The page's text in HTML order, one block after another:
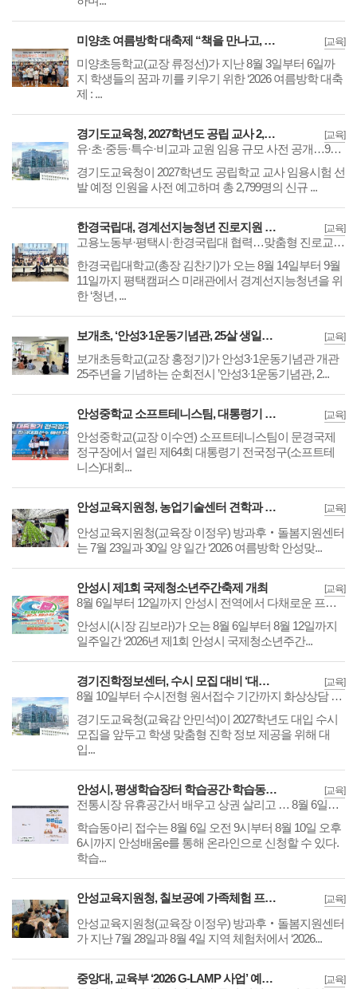
[교육]
미양초 여름방학 대축제 “책을 만나고, 작가를 만나고, 미래를 만나다”
미양초등학교(교장 류정선)가 지난 8월 3일부터 6일까
지 학생들의 꿈과 끼를 키우기 위한 ‘2026 여름방학 대축
제 : ...
[교육]
경기도교육청, 2027학년도 공립 교사 2,799명 선발 예고
유·초·중등·특수·비교과 교원 임용 규모 사전 공개…9월 시행계획 공고 후 원서접수
​​​​​​​경기도교육청이 2027학년도 공립학교 교사 임용시험 선
발 예정 인원을 사전 예고하며 총 2,799명의 신규 ...
[교육]
한경국립대, 경계선지능청년 진로지원 사업 운영
고용노동부·평택시·한경국립대 협력…맞춤형 진로교육부터 취업지원까지 전 과정 지원
한경국립대학교(총장 김찬기)가 오는 8월 14일부터 9월
11일까지 평택캠퍼스 미래관에서 경계선지능청년을 위
한 ‘청년, ...
[교육]
보개초, ‘안성3·1운동기념관, 25살 생일을 축하해!’
​​​​​​​보개초등학교(교장 홍정기)가 안성3·1운동기념관 개관
25주년을 기념하는 순회전시 ’안성3·1운동기념관, 2...
[교육]
안성중학교 소프트테니스팀, 대통령기 전국정구대회 남중부 단체전 우승
​​​​​​​안성중학교(교장 이수연) 소프트테니스팀이 문경국제
정구장에서 열린 제64회 대통령기 전국정구(소프트테
니스)대회...
[교육]
안성교육지원청, 농업기술센터 견학과 청년농업인 체험
​​​​​​​안성교육지원청(교육장 이정우) 방과후‧돌봄지원센터
는 7월 23일과 30일 양 일간 ‘2026 여름방학 안성맞...
[교육]
안성시 제1회 국제청소년주간축제 개최
8월 6일부터 12일까지 안성시 전역에서 다채로운 프로그램 제공
​​​​​​​안성시(시장 김보라)가 오는 8월 6일부터 8월 12일까지
일주일간 ‘2026년 제1회 안성시 국제청소년주간...
[교육]
경기진학정보센터, 수시 모집 대비 ‘대입진학 상담’
8월 10일부터 수시전형 원서접수 기간까지 화상상담 진행
​​​​​​​경기도교육청(교육감 안민석)이 2027학년도 대입 수시
모집을 앞두고 학생 맞춤형 진학 정보 제공을 위해 대
입...
[교육]
안성시, 평생학습장터 학습공간·학습동아리 모집
전통시장 유휴공간서 배우고 상권 살리고 … 8월 6일부터 온라인 접수
학습동아리 접수는 8월 6일 오전 9시부터 8월 10일 오후
6시까지 안성배움e를 통해 온라인으로 신청할 수 있다.
학습...
[교육]
안성교육지원청, 칠보공예 가족체험 프로그램
​​​​​​​안성교육지원청(교육장 이정우) 방과후‧돌봄지원센터
가 지난 7월 28일과 8월 4일 지역 체험처에서 ‘2026...
[교육]
중앙대, 교육부 ‘2026 G-LAMP 사업’ 예비 선정… 최대 250억 원 확보